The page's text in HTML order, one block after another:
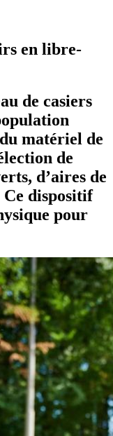
en libre-
de casiers
matériel de
de
d’aires de
Ce dispositif
pour